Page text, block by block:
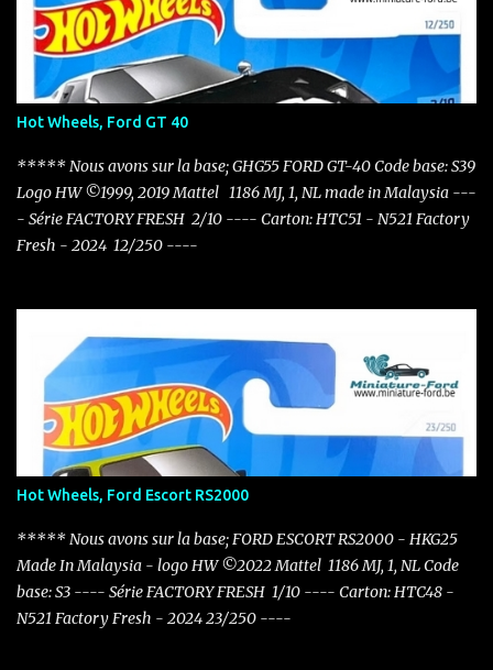
Hot Wheels, Ford GT 40
***** Nous avons sur la base; GHG55 FORD GT-40 Code base: S39
Logo HW ©1999, 2019 Mattel 1186 MJ, 1, NL made in Malaysia ---
- Série FACTORY FRESH 2/10 ---- Carton: HTC51 - N521 Factory
Fresh - 2024 12/250 ----
Hot Wheels, Ford Escort RS2000
***** Nous avons sur la base; FORD ESCORT RS2000 - HKG25
Made In Malaysia - logo HW ©2022 Mattel 1186 MJ, 1, NL Code
base: S3 ---- Série FACTORY FRESH 1/10 ---- Carton: HTC48 -
N521 Factory Fresh - 2024 23/250 ----